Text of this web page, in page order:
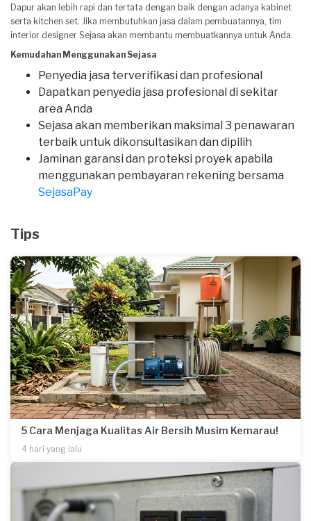
Dapur akan lebih rapi dan tertata dengan baik dengan adanya kabinet
serta kitchen set. Jika membutuhkan jasa dalam pembuatannya, tim
interior designer Sejasa akan membantu membuatkannya untuk Anda.
Kemudahan Menggunakan Sejasa
Penyedia jasa terverifikasi dan profesional
Dapatkan penyedia jasa profesional di sekitar
area Anda
Sejasa akan memberikan maksimal 3 penawaran
terbaik untuk dikonsultasikan dan dipilih
Jaminan garansi dan proteksi proyek apabila
menggunakan pembayaran rekening bersama
SejasaPay
Tips
5 Cara Menjaga Kualitas Air Bersih Musim Kemarau!
4 hari yang lalu